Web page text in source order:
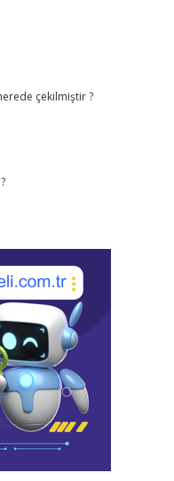
çekilmiştir ?